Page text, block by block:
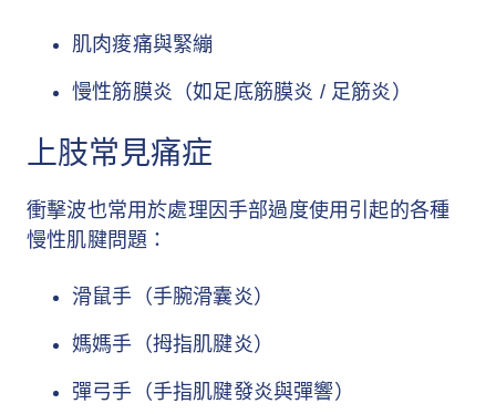
肌肉痠痛與緊繃
慢性筋膜炎（如足底筋膜炎 / 足筋炎）
上肢常見痛症
衝擊波也常用於處理因手部過度使用引起的各種
慢性肌腱問題：
滑鼠手（手腕滑囊炎）
媽媽手（拇指肌腱炎）
彈弓手（手指肌腱發炎與彈響）